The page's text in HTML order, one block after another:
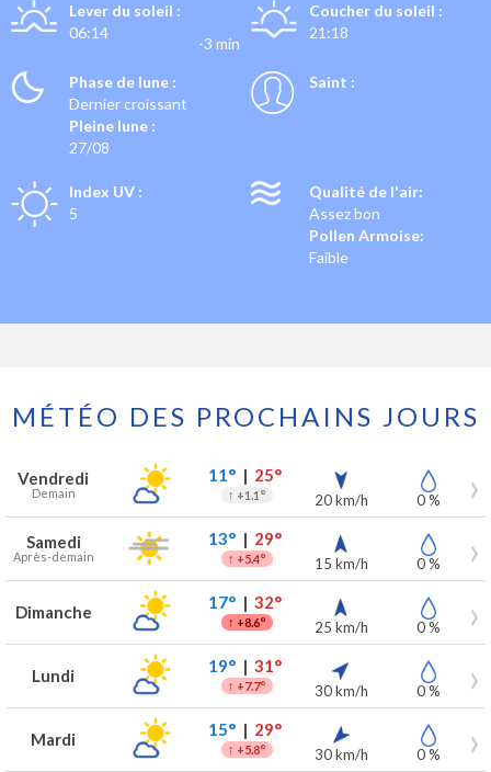
Lever du soleil :
06:14
-3 min
Coucher du soleil :
21:18
Phase de lune :
Dernier croissant
Pleine lune :
27/08
Saint :
Index UV :
5
Qualité de l'air:
Assez bon
Pollen Armoise:
Faible
MÉTÉO DES PROCHAINS JOURS
Prévisions météo à Yvoir pour les 7 prochains jours
Jour Météo Températures Vent Précipitations
Vendredi
Demain
11°| 25°
↑ +1.1° 20 km/h 0 %
Samedi
Après-demain
13°| 29°
↑ +5.4° 15 km/h 0 %
Dimanche 17°| 32°
↑ +8.6° 25 km/h 0 %
Lundi 19°| 31°
↑ +7.7° 30 km/h 0 %
Mardi 15°| 29°
↑ +5.8° 30 km/h 0 %